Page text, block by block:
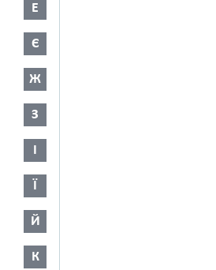
Е
Є
Ж
З
І
Ї
Й
К